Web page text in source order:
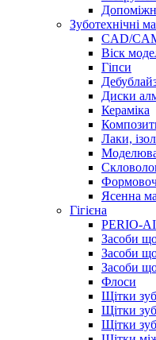
Зуботехнічні
CAD/
Віск
Гіпси
Диски
Кераміка
Лаки,
Ясенна
Гігієна
PERIO-
Засоби
Засоби
Засоби
Флоси
Щітки
Щітки
Щітки